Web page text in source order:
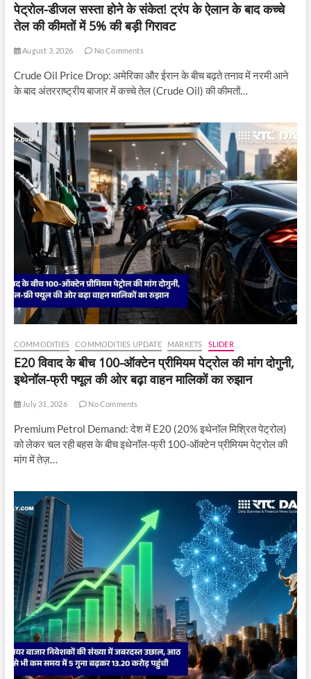
पेट्रोल-डीजल सस्ता होने के संकेत! ट्रंप के ऐलान के बाद कच्चे
तेल की कीमतों में 5% की बड़ी गिरावट
August 3, 2026 No Comments
Crude Oil Price Drop: अमेरिका और ईरान के बीच बढ़ते तनाव में नरमी आने
के बाद अंतरराष्ट्रीय बाजार में कच्चे तेल (Crude Oil) की कीमतों…
COMMODITIES COMMODITIES UPDATE MARKETS SLIDER
E20 विवाद के बीच 100-ऑक्टेन प्रीमियम पेट्रोल की मांग दोगुनी,
इथेनॉल-फ्री फ्यूल की ओर बढ़ा वाहन मालिकों का रुझान
July 31, 2026 No Comments
Premium Petrol Demand: देश में E20 (20% इथेनॉल मिश्रित पेट्रोल)
को लेकर चल रही बहस के बीच इथेनॉल-फ्री 100-ऑक्टेन प्रीमियम पेट्रोल की
मांग में तेज़…